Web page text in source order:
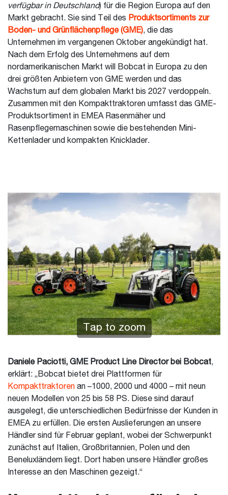
verfügbar in Deutschland) für die Region Europa auf den
Markt gebracht. Sie sind Teil des Produktsortiments zur
Boden- und Grünflächenpflege (GME), die das
Unternehmen im vergangenen Oktober angekündigt hat.
Nach dem Erfolg des Unternehmens auf dem
nordamerikanischen Markt will Bobcat in Europa zu den
drei größten Anbietern von GME werden und das
Wachstum auf dem globalen Markt bis 2027 verdoppeln.
Zusammen mit den Kompakttraktoren umfasst das GME-
Produktsortiment in EMEA Rasenmäher und
Rasenpflegemaschinen sowie die bestehenden Mini-
Kettenlader und kompakten Knicklader.
Tap to zoom
Daniele Paciotti, GME Product Line Director bei Bobcat,
erklärt: „Bobcat bietet drei Plattformen für
Kompakttraktoren an –1000, 2000 und 4000 – mit neun
neuen Modellen von 25 bis 58 PS. Diese sind darauf
ausgelegt, die unterschiedlichen Bedürfnisse der Kunden in
EMEA zu erfüllen. Die ersten Auslieferungen an unsere
Händler sind für Februar geplant, wobei der Schwerpunkt
zunächst auf Italien, Großbritannien, Polen und den
Beneluxländern liegt. Dort haben unsere Händler großes
Interesse an den Maschinen gezeigt.“